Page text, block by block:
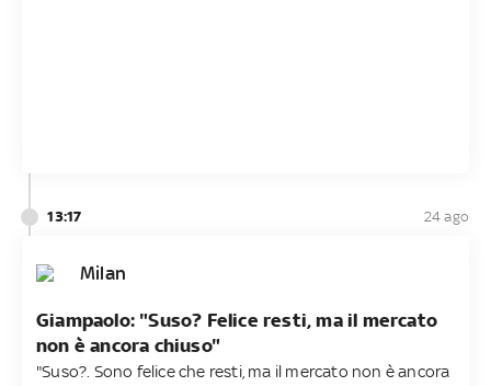
13:17 24 ago
Milan
Giampaolo: "Suso? Felice resti, ma il mercato
non è ancora chiuso"
"Suso?. Sono felice che resti, ma il mercato non è ancora